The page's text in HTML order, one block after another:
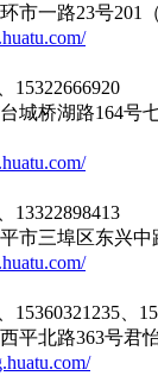
市一路23号201
15322666920
城桥湖路164号
13322898413
市三埠区东兴中
15360321235、
平北路363号君